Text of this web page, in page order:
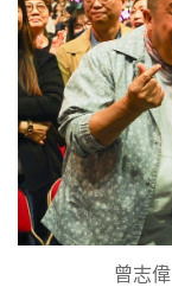
曾志